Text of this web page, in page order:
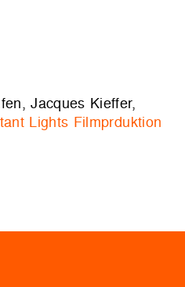
Jacques Kieffer,
Lights Filmprduktion